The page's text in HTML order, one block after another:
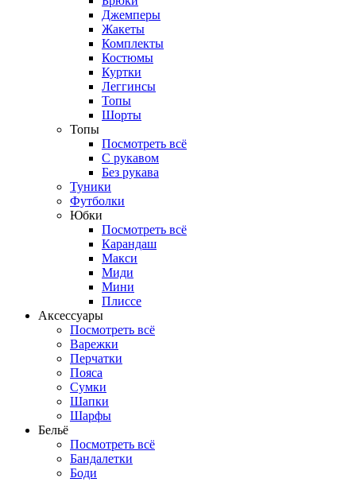
Джемперы
Жакеты
Комплекты
Костюмы
Куртки
Леггинсы
Топы
Шорты
Топы
Посмотреть всё
C рукавом
Без рукава
Туники
Футболки
Юбки
Посмотреть всё
Карандаш
Макси
Миди
Мини
Плиссе
Аксессуары
Посмотреть всё
Варежки
Перчатки
Пояса
Сумки
Шапки
Шарфы
Бельё
Посмотреть всё
Бандалетки
Боди